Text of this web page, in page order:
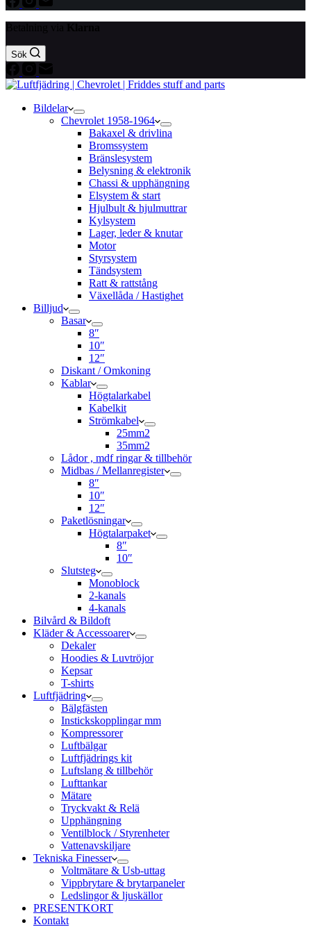
Sök
Bildelar
Chevrolet 1958-1964
Bakaxel & drivlina
Bromssystem
Bränslesystem
Belysning & elektronik
Chassi & upphängning
Elsystem & start
Hjulbult & hjulmuttrar
Kylsystem
Lager, leder & knutar
Motor
Styrsystem
Tändsystem
Ratt & rattstång
Växellåda / Hastighet
Billjud
Basar
8″
10″
12″
Diskant / Omkoning​
Kablar
Högtalarkabel
Kabelkit
Strömkabel
25mm2
35mm2
Lådor , mdf ringar & tillbehör
Midbas / Mellanregister
8″
10″
12″
Paketlösningar
Högtalarpaket
8″
10″
Slutsteg
Monoblock
2-kanals
4-kanals
Bilvård & Bildoft
Kläder & Accessoarer
Dekaler
Hoodies & Luvtröjor
Kepsar
T-shirts
Luftfjädring
Bälgfästen
Instickskopplingar mm
Kompressorer
Luftbälgar
Luftfjädrings kit
Luftslang & tillbehör
Lufttankar
Mätare
Tryckvakt & Relä
Upphängning
Ventilblock / Styrenheter
Vattenavskiljare
Tekniska Finesser
Voltmätare & Usb-uttag
Vippbrytare & brytarpaneler
Ledslingor & ljuskällor
PRESENTKORT
Kontakt